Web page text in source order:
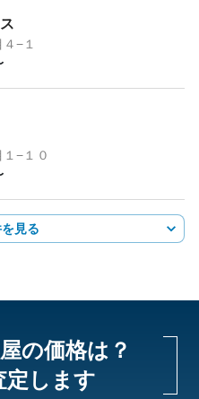
−１
−１０
見る
の価格は？
定します